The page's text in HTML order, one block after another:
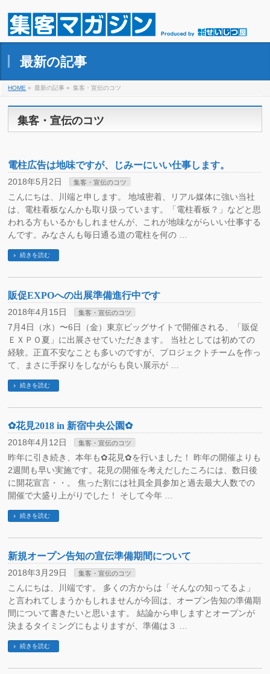
最新の記事
HOME » 最新の記事 » 集客・宣伝のコツ
集客・宣伝のコツ
電柱広告は地味ですが、じみーにいい仕事します。
2018年5月2日 集客・宣伝のコツ
こんにちは、川端と申します。 地域密着、リアル媒体に強い当社
は、電柱看板なんかも取り扱っています。「電柱看板？」などと思
われる方もいるかもしれませんが、これが地味ながらいい仕事する
んです。みなさんも毎日通る道の電柱を何の …
続きを読む
販促EXPOへの出展準備進行中です
2018年4月15日 集客・宣伝のコツ
7月4日（水）〜6日（金）東京ビッグサイトで開催される、「販促
ＥＸＰＯ夏」に出展させていただきます。 当社としては初めての
経験。正直不安なことも多いのですが、プロジェクトチームを作っ
て、まさに手探りをしながらも良い展示が …
続きを読む
✿花見2018 in 新宿中央公園✿
2018年4月12日 集客・宣伝のコツ
昨年に引き続き、本年も✿花見✿を行いました！ 昨年の開催よりも
2週間も早い実施です。花見の開催を考えだしたころには、数日後
に開花宣言・・。 焦った割には社員全員参加と過去最大人数での
開催で大盛り上がりでした！ そして今年 …
続きを読む
新規オープン告知の宣伝準備期間について
2018年3月29日 集客・宣伝のコツ
こんにちは、川端です。 多くの方からは「そんなの知ってるよ」
と言われてしまうかもしれませんが今回は、オープン告知の準備期
間について書きたいと思います。 結論から申しますとオープンが
決まるタイミングにもよりますが、準備は３ …
続きを読む